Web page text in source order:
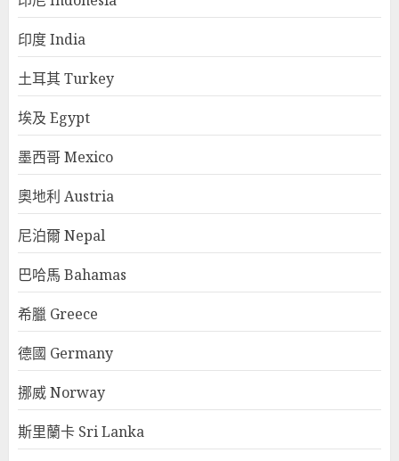
印度 India
土耳其 Turkey
埃及 Egypt
墨西哥 Mexico
奧地利 Austria
尼泊爾 Nepal
巴哈馬 Bahamas
希臘 Greece
德國 Germany
挪威 Norway
斯里蘭卡 Sri Lanka